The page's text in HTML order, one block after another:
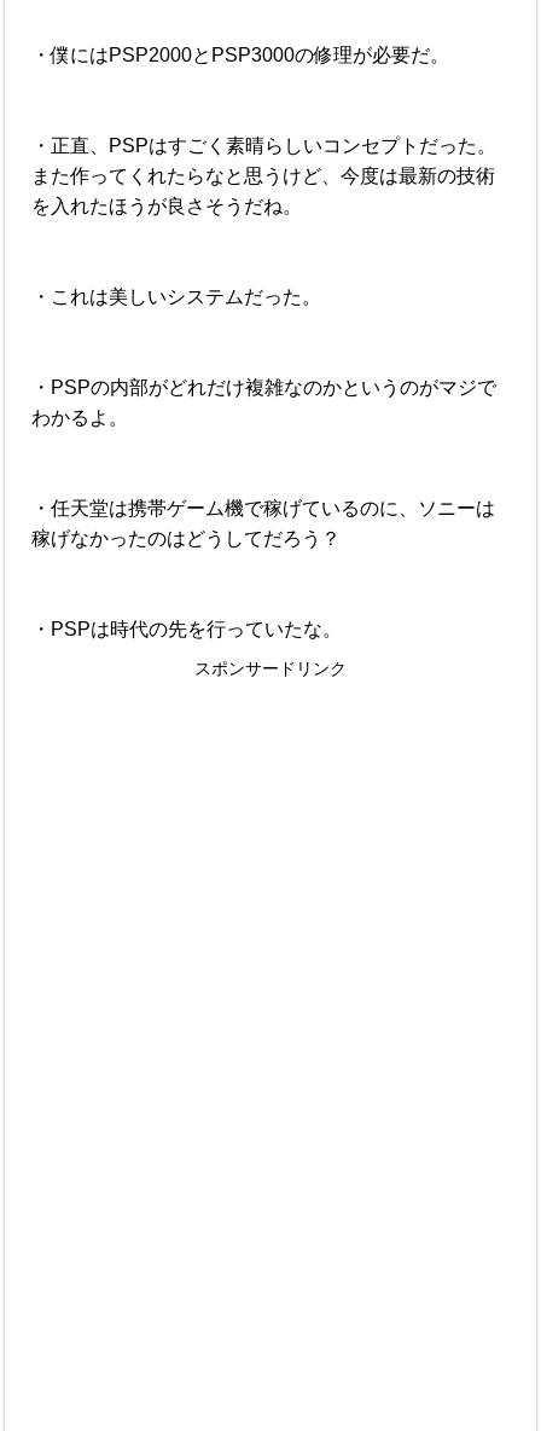
・僕にはPSP2000とPSP3000の修理が必要だ。
・正直、PSPはすごく素晴らしいコンセプトだった。
また作ってくれたらなと思うけど、今度は最新の技術
を入れたほうが良さそうだね。
・これは美しいシステムだった。
・PSPの内部がどれだけ複雑なのかというのがマジで
わかるよ。
・任天堂は携帯ゲーム機で稼げているのに、ソニーは
稼げなかったのはどうしてだろう？
・PSPは時代の先を行っていたな。
スポンサードリンク